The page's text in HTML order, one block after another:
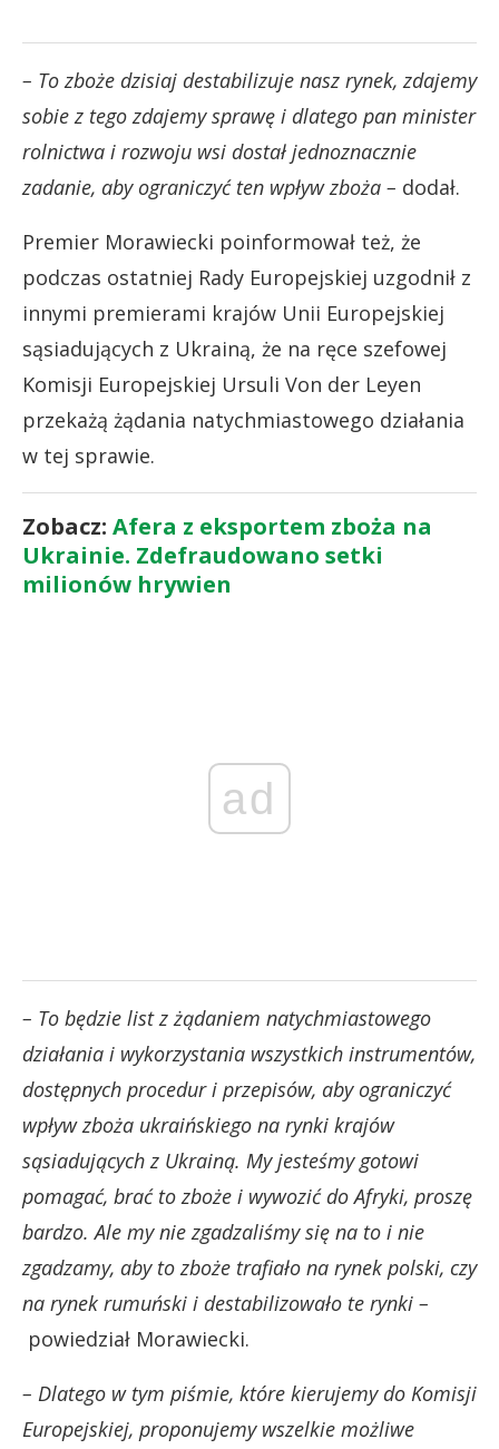
– To zboże dzisiaj destabilizuje nasz rynek, zdajemy
sobie z tego zdajemy sprawę i dlatego pan minister
rolnictwa i rozwoju wsi dostał jednoznacznie
zadanie, aby ograniczyć ten wpływ zboża – dodał.
Premier Morawiecki poinformował też, że
podczas ostatniej Rady Europejskiej uzgodnił z
innymi premierami krajów Unii Europejskiej
sąsiadujących z Ukrainą, że na ręce szefowej
Komisji Europejskiej Ursuli Von der Leyen
przekażą żądania natychmiastowego działania
w tej sprawie.
Zobacz: Afera z eksportem zboża na
Ukrainie. Zdefraudowano setki
milionów hrywien
ad
– To będzie list z żądaniem natychmiastowego
działania i wykorzystania wszystkich instrumentów,
dostępnych procedur i przepisów, aby ograniczyć
wpływ zboża ukraińskiego na rynki krajów
sąsiadujących z Ukrainą. My jesteśmy gotowi
pomagać, brać to zboże i wywozić do Afryki, proszę
bardzo. Ale my nie zgadzaliśmy się na to i nie
zgadzamy, aby to zboże trafiało na rynek polski, czy
na rynek rumuński i destabilizowało te rynki –
powiedział Morawiecki.
– Dlatego w tym piśmie, które kierujemy do Komisji
Europejskiej, proponujemy wszelkie możliwe